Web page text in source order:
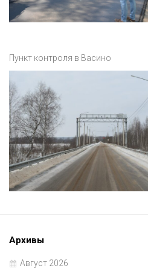
Пункт контроля в Васино
Архивы
Август 2026